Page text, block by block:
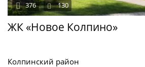
ЖК «Новое Колпино»
376 130
Колпинский район